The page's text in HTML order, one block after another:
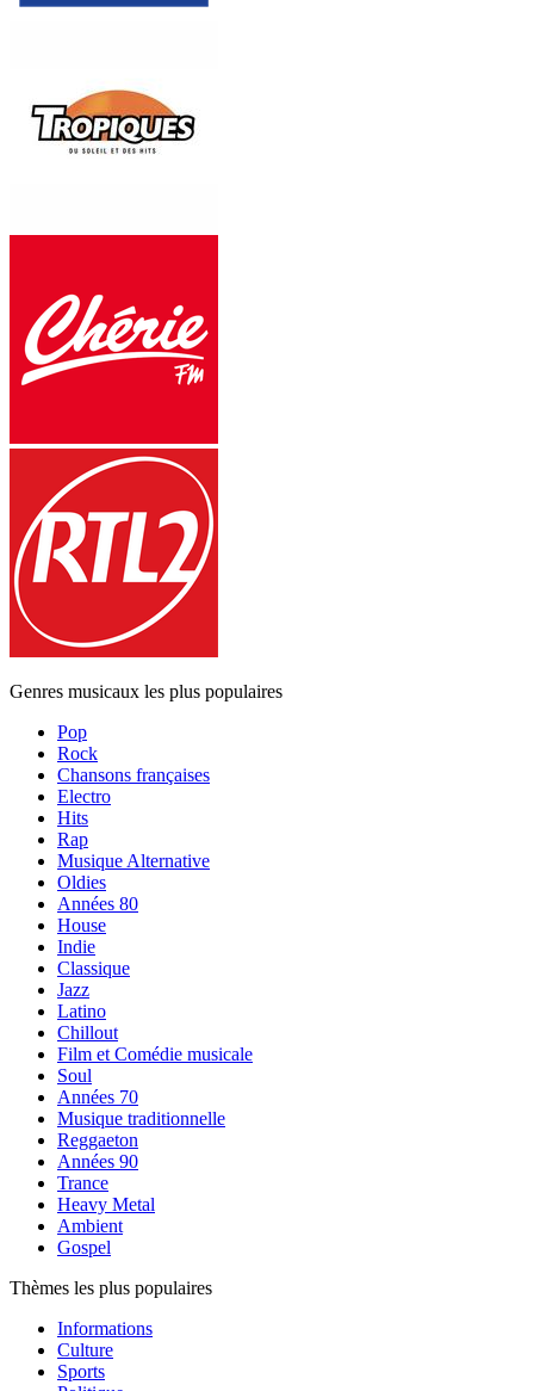
Genres musicaux les plus populaires
Pop
Rock
Chansons françaises
Electro
Hits
Rap
Musique Alternative
Oldies
Années 80
House
Indie
Classique
Jazz
Latino
Chillout
Film et Comédie musicale
Soul
Années 70
Musique traditionnelle
Reggaeton
Années 90
Trance
Heavy Metal
Ambient
Gospel
Thèmes les plus populaires
Informations
Culture
Sports